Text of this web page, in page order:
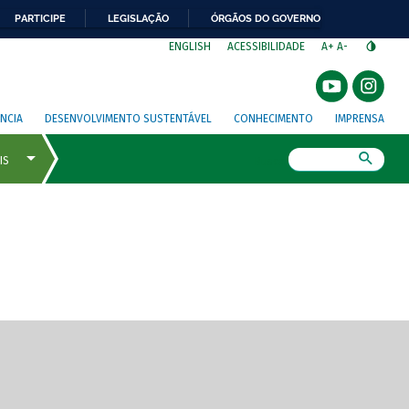
PARTICIPE LEGISLAÇÃO ÓRGÃOS DO GOVERNO
ENGLISH ACESSIBILIDADE A+ A-
DESENVOLVIMENTO SUSTENTÁVEL CONHECIMENTO IMPRENSA
de tela